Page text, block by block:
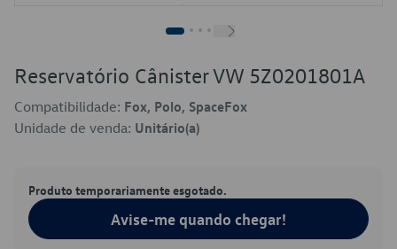
Reservatório Cânister VW 5Z0201801A
Compatibilidade: Fox, Polo, SpaceFox
Unidade de venda: Unitário(a)
Produto temporariamente esgotado.
Avise-me quando chegar!